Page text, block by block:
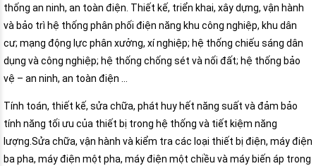
thống an ninh, an toàn điện. Thiết kế, triển khai, xây dựng, vận hành
và bảo trì hệ thống phân phối điện năng khu công nghiệp, khu dân
cư; mạng động lực phân xưởng, xí nghiệp; hệ thống chiếu sáng dân
dụng và công nghiệp; hệ thống chống sét và nối đất; hệ thống bảo
vệ – an ninh, an toàn điện …
Tính toán, thiết kế, sửa chữa, phát huy hết năng suất và đảm bảo
tính năng tối ưu của thiết bị trong hệ thống và tiết kiệm năng
lượng.Sửa chữa, vận hành và kiểm tra các loại thiết bị điện, máy điện
ba pha, máy điện một pha, máy điện một chiều và máy biến áp trong